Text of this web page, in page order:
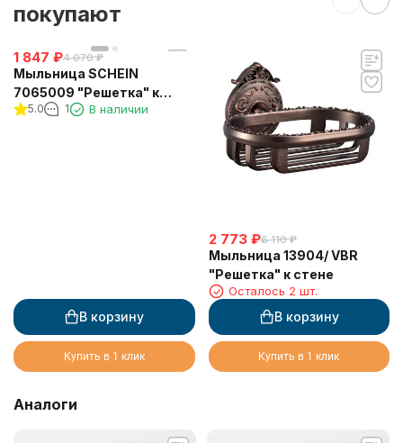
покупают
1 847 ₽4 070 ₽
Мыльница SCHEIN
7065009 "Решетка" к
стене
5.0 1 В наличии
В корзину
Купить в 1 клик
2 773 ₽6 110 ₽
Мыльница 13904/ VBR
"Решетка" к стене
Осталось 2 шт.
В корзину
Купить в 1 клик
Аналоги